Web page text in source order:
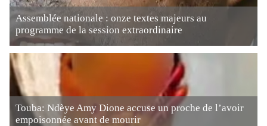
Assemblée nationale : onze textes majeurs au
programme de la session extraordinaire
Touba: Ndèye Amy Dione accuse un proche de l’avoir
empoisonnée avant de mourir